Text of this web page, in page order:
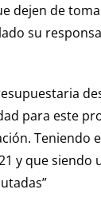
dejen de
su
para este
Teniendo
y que